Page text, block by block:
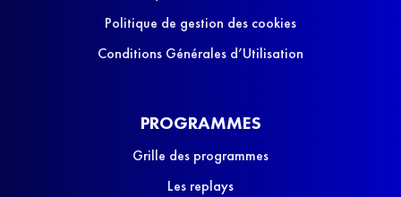
Politique de gestion des cookies
Conditions Générales d’Utilisation
PROGRAMMES
Grille des programmes
Les replays